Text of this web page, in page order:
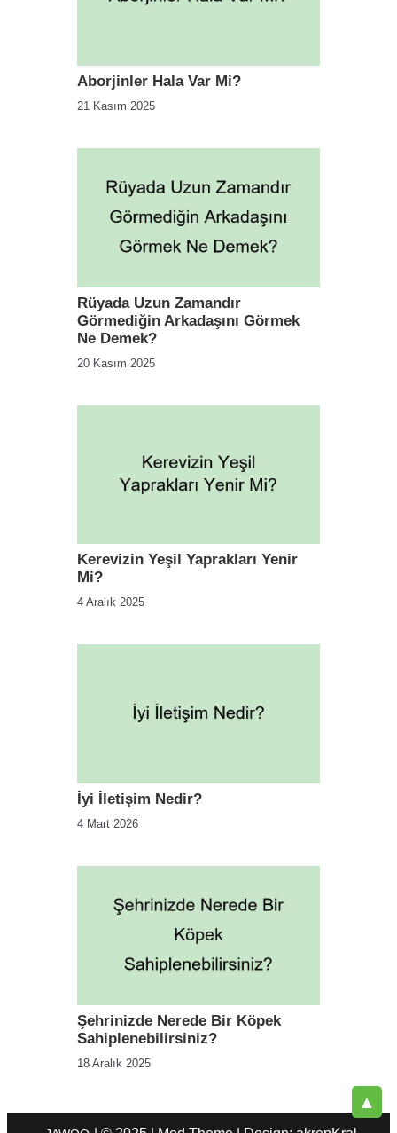
Aborjinler Hala Var Mi?
21 Kasım 2025
Rüyada Uzun Zamandır
Görmediğin Arkadaşını Görmek
Ne Demek?
20 Kasım 2025
Kerevizin Yeşil Yaprakları Yenir
Mi?
4 Aralık 2025
İyi İletişim Nedir?
4 Mart 2026
Şehrinizde Nerede Bir Köpek
Sahiplenebilirsiniz?
18 Aralık 2025
▲